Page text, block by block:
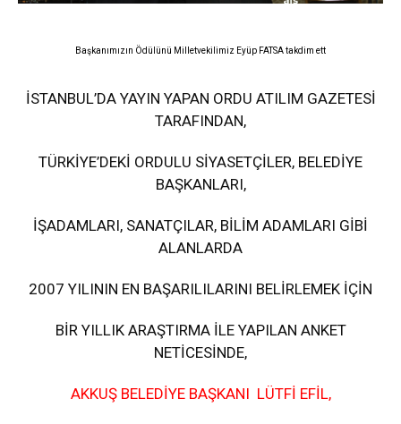
Başkanımızın Ödülünü Milletvekilimiz Eyüp FATSA takdim ett
İSTANBUL’DA YAYIN YAPAN ORDU ATILIM GAZETESİ
TARAFINDAN,
TÜRKİYE’DEKİ ORDULU SİYASETÇİLER, BELEDİYE
BAŞKANLARI,
İŞADAMLARI, SANATÇILAR, BİLİM ADAMLARI GİBİ
ALANLARDA
2007 YILININ EN BAŞARILILARINI BELİRLEMEK İÇİN
BİR YILLIK ARAŞTIRMA İLE YAPILAN ANKET
NETİCESİNDE,
AKKUŞ BELEDİYE BAŞKANI LÜTFİ EFİL,